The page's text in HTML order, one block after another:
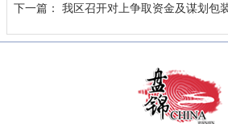
下一篇：
我区召开对上争取资金及谋划包